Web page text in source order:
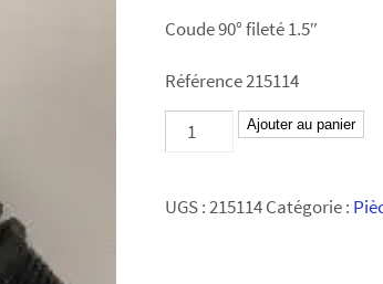
Coude 90° fileté 1.5″
Référence 215114
quantité
de
Ajouter au panier
UGS :215114Catégorie :